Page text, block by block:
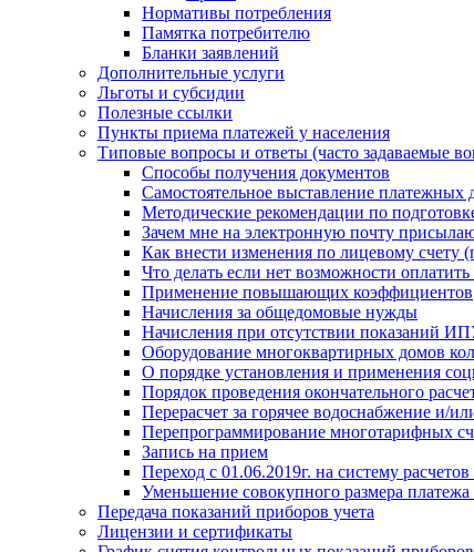
Нормативы потребления
Памятка потребителю
Бланки заявлений
Дополнительные услуги
Льготы и субсидии
Полезные ссылки
Пункты приема платежей у населения
Типовые вопросы и ответы (часто задаваемые
Способы получения документов
Самостоятельное выставление
Методические рекомендации по
Зачем мне на электронную почту
Как внести изменения по лицевому
Что делать если нет возможности
Применение повышающих коэффициентов
Начисления за общедомовые нужды
Начисления при отсутствии показаний
Оборудование многоквартирных домов
О порядке установления и применения
Порядок проведения окончательного
Перерасчет за горячее водоснабжение и/
Перепрограммирование многотарифных
Запись на прием
Переход с 01.06.2019г. на систему
Уменьшение совокупного размера
Передача показаний приборов учета
Лицензии и сертификаты